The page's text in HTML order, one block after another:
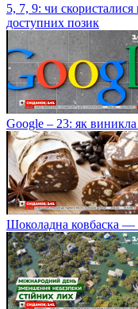
5, 7, 9: чи
доступних позик
Google – 23: як
Шоколадна ковбаска —